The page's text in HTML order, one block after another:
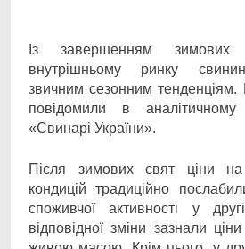
Із завершенням
внутрішньому ринку
звичним сезонним
повідомили в аналітичному
«Свинарі України».
Після зимових свят ціни
кондицій традиційно
споживчої активності у
відповідної зміни зазнали